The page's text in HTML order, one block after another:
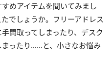
めアイテムを聞いてみまし
でしょうか。フリーアドレス
間取ってしまったり、デスク
ったり……と、小さなお悩み